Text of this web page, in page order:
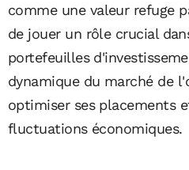
comme une valeur refuge
de jouer un rôle crucial
portefeuilles
dynamique du marché de
optimiser ses placements
fluctuations économiques.